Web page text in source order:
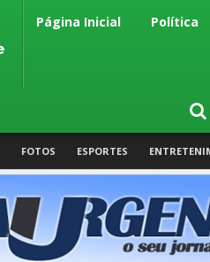
Página Inicial Política
FOTOS ESPORTES